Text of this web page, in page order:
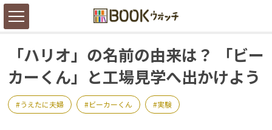
「ハリオ」の名前の由来は？ 「ビー
カーくん」と工場見学へ出かけよう
うえたに夫婦 ビーカーくん 実験